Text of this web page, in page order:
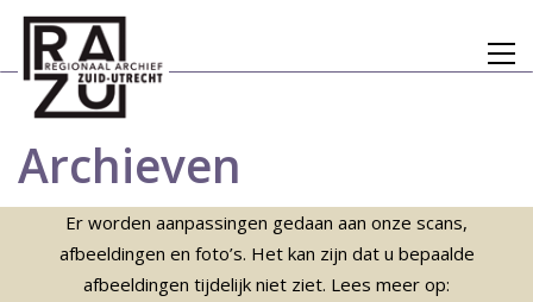
Archieven
Er worden aanpassingen gedaan aan onze scans,
afbeeldingen en foto’s. Het kan zijn dat u bepaalde
afbeeldingen tijdelijk niet ziet. Lees meer op: